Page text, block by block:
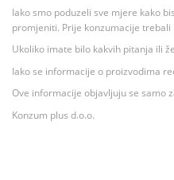
Iako smo poduzeli sve mjere kako
promjeniti. Prije konzumacije
Ukoliko imate bilo kakvih pitanja ili
Iako se informacije o proizvodima
Ove informacije objavljuju se samo
Konzum plus d.o.o.